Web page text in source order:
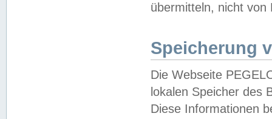
übermitteln, nicht von
Speicherung
Die Webseite
lokalen Speicher des
Diese Informationen